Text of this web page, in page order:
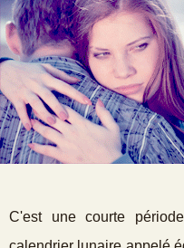
C'est une courte